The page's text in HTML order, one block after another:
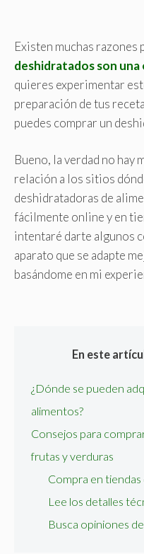
Existen muchas razones
deshidratados son una
quieres experimentar
preparación de tus
puedes comprar un
Bueno, la verdad no hay
relación a los sitios
deshidratadoras de
fácilmente online y en
intentaré darte algunos
aparato que se adapte
basándome en mi
En este
¿Dónde se pueden
alimentos?
Consejos para
frutas y verduras
Compra en tiendas
Lee los detalles
Busca opiniones